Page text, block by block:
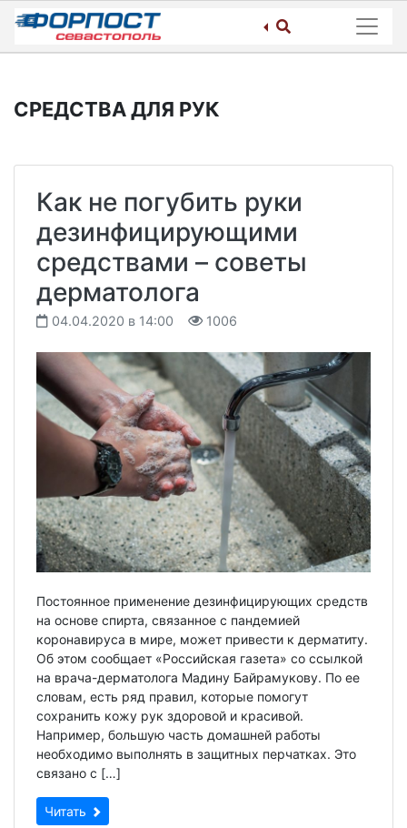
Skip
content
СРЕДСТВА ДЛЯ РУК
Как не погубить руки
дезинфицирующими
средствами – советы
дерматолога
04.04.2020 в 14:00 1006
Постоянное применение дезинфицирующих средств
на основе спирта, связанное с пандемией
коронавируса в мире, может привести к дерматиту.
Об этом сообщает «Российская газета» со ссылкой
на врача-дерматолога Мадину Байрамукову. По ее
словам, есть ряд правил, которые помогут
сохранить кожу рук здоровой и красивой.
Например, большую часть домашней работы
необходимо выполнять в защитных перчатках. Это
связано с […]
Читать